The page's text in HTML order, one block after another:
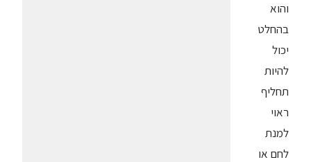
והוא
בהחלט
יכול
להיות
תחליף
ראוי
למנת
לחם או